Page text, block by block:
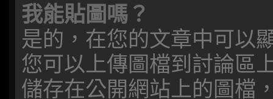
我能貼圖嗎？
是的，在您的文章中可以
您可以上傳圖檔到討論區
儲存在公開網站上的圖檔